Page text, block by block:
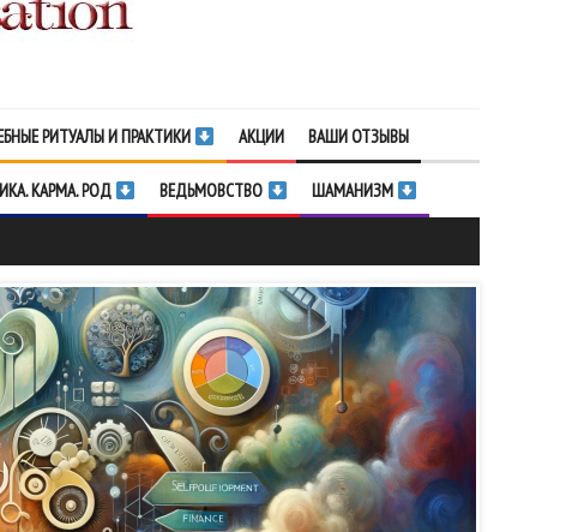
РИТУАЛЫ И ПРАКТИКИ АКЦИИ ВАШИ ОТЗЫВЫ
КАРМА. РОД ВЕДЬМОВСТВО ШАМАНИЗМ